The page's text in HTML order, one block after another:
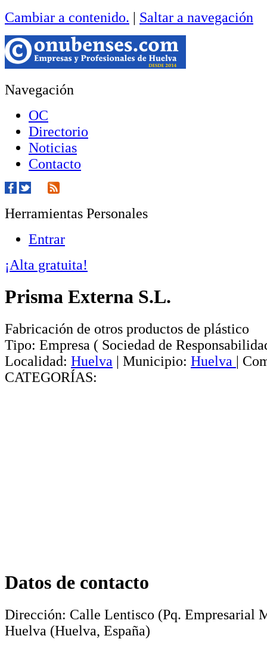
Cambiar a contenido. | Saltar a navegación
Navegación
OC
Directorio
Noticias
Contacto
Herramientas Personales
Entrar
¡Alta gratuita!
Prisma Externa S.L.
Fabricación de otros productos de plástico
Tipo: Empresa ( Sociedad de
Localidad: Huelva | Municipio: Huelva |
CATEGORÍAS:
Datos de contacto
Dirección: Calle Lentisco (Pq. Empresarial
Huelva (Huelva, España)